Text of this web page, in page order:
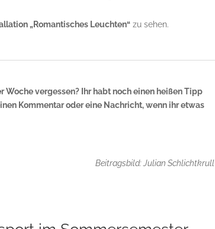
„Romantisches Leuchten“zu sehen.
vergessen? Ihr habt noch einen heißen Tipp
Kommentar oder eine Nachricht, wenn ihr etwas
Beitragsbild: Julian Schlichtkrull